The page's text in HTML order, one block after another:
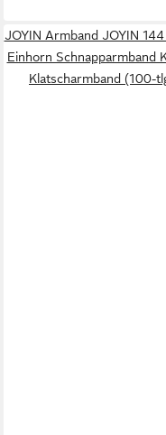
JOYIN Armband JOYIN
Einhorn Schnapparmband
Klatscharmband (100-